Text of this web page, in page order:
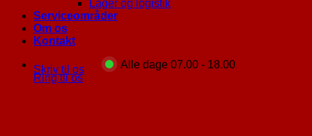
Lager og logistik
Serviceområder
Om os
Kontakt
Alle dage 07.00 - 18.00
Ring til os
Skriv til os